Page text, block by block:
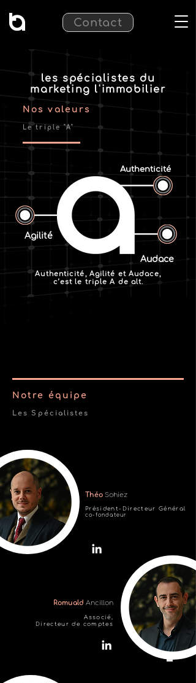
Contact
les spécialistes du
marketing l'immobilier
Nos valeurs
Le triple "A"
Authenticité
Agilité
Audace
Authenticité, Agilité et Audace,
c’est le triple A de alt.
Notre équipe
Les Spécialistes
Romuald Ancillon
Associé,
Directeur de comptes
Théo Sohiez
Président-Directeur Général
co-fondateur